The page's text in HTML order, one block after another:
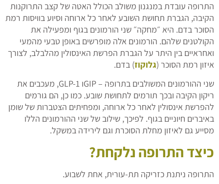
התרופה עובדת במנגנון משולב הכולל האטה של קצב התרוקנות
הקיבה, הגברת תחושת השובע לאחר כל ארוחה וסיוע בוויסות רמת
הסוכר בדם. היא ״מחקה״ שני הורמונים בגוף ומפעילה את
הקולטנים שלהם. הורמונים אלה מופרשים באופן טבעי מהמעי
ואחראיים בין היתר על הגברת הפרשת האינסולין מהלבלב, לצורך
איזון רמת הסוכר (גלוקוז) בדם.
שני ההורמונים המשולבים בתרופה – GIPו GLP-1, מעכבים את
ריקון הקיבה ובכך תורמים לתחושת שובע. כמו כן, הם גורמים
להפרשת אינסולין לאחר כל ארוחה, ומפחיתים הצטברות של שומן
באיברים חיוניים בגוף. לפיכך, שילוב של שני ההורמונים הללו
מסייע גם לאיזון מחלת הסוכרת וגם לירידה במשקל.
כיצד התרופה נלקחת?
התרופה ניתנת כזריקה תת-עורית, אחת לשבוע.